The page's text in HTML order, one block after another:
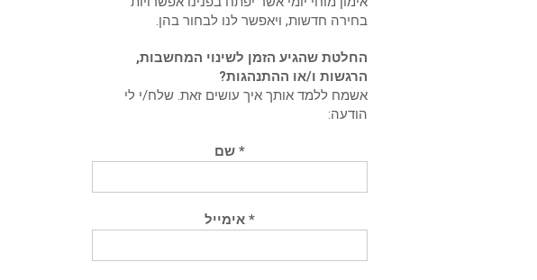
בחירה חדשות, ויאפשר לנו לבחור בהן.
החלטת שהגיע הזמן לשינוי המחשבות,
הרגשות ו/או ההתנהגות?
אשמח ללמד אותך איך עושים זאת. שלח/י לי
הודעה:
* שם
* אימייל